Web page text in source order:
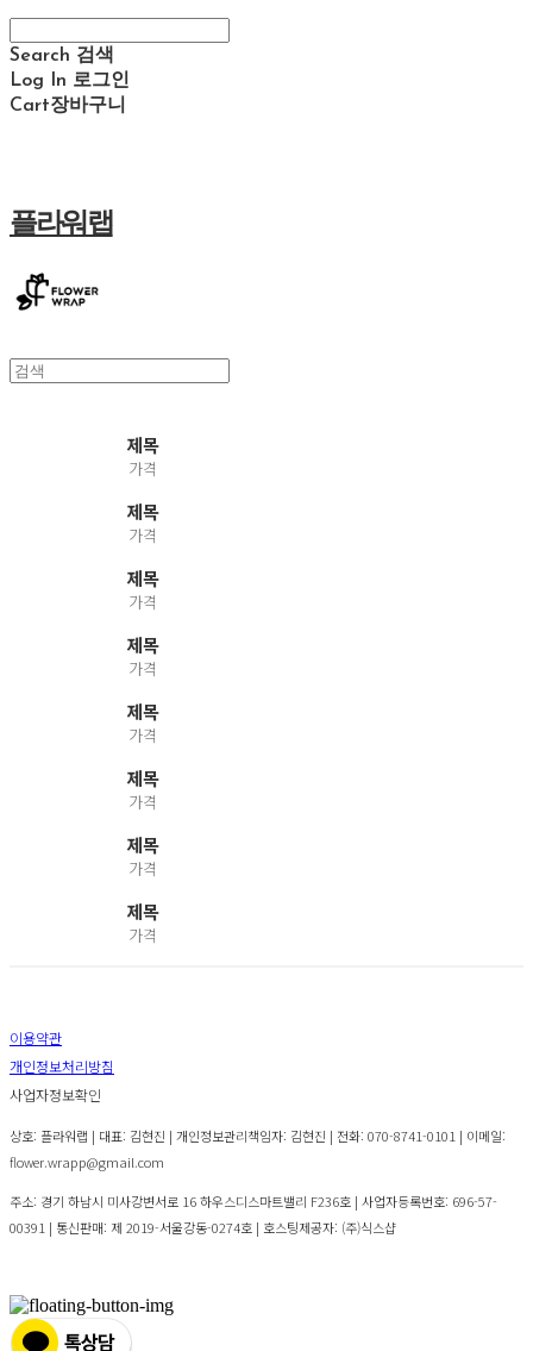
Search 검색
Log In 로그인
Cart장바구니
플라워랩
제목
가격
제목
가격
제목
가격
제목
가격
제목
가격
제목
가격
제목
가격
제목
가격
이용약관
개인정보처리방침
사업자정보확인
상호: 플라워랩 | 대표: 김현진 | 개인정보관리책임자: 김현진 | 전화: 070-8741-0101 | 이메일:
flower.wrapp@gmail.com
주소: 경기 하남시 미사강변서로 16 하우스디스마트밸리 F236호 | 사업자등록번호: 696-57-
00391 | 통신판매: 제 2019-서울강동-0274호 | 호스팅제공자: (주)식스샵